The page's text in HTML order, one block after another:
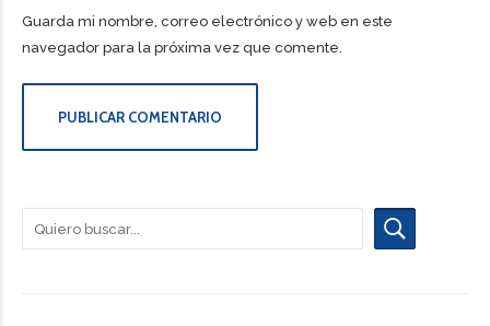
Guarda mi nombre, correo electrónico y web en este
navegador para la próxima vez que comente.
PUBLICAR COMENTARIO